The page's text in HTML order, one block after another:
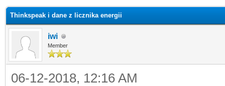
Thinkspeak i dane z licznika energii
iwi
Member
06-12-2018, 12:16 AM